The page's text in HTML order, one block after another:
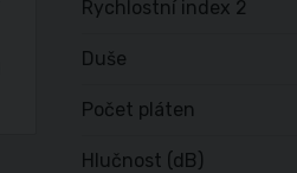
Rychlostní index 2
Duše
Počet pláten
Hlučnost (dB)